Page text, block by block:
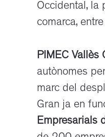
Occidental, la
comarca,
PIMEC Vallès
autònomes
marc del
Gran ja en
Empresarials